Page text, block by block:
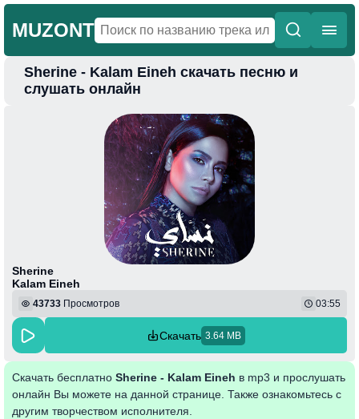
MUZONT
Главная
Sherine - Kalam Eineh скачать песню и
слушать онлайн
Sherine
Kalam Eineh
43733 Просмотров 03:55
Скачать 3.64 MB
Скачать бесплатно Sherine - Kalam Eineh в mp3 и прослушать
онлайн Вы можете на данной странице. Также ознакомьтесь с
другим творчеством исполнителя.